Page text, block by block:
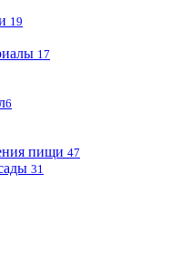
19
17
6
пищи 47
31